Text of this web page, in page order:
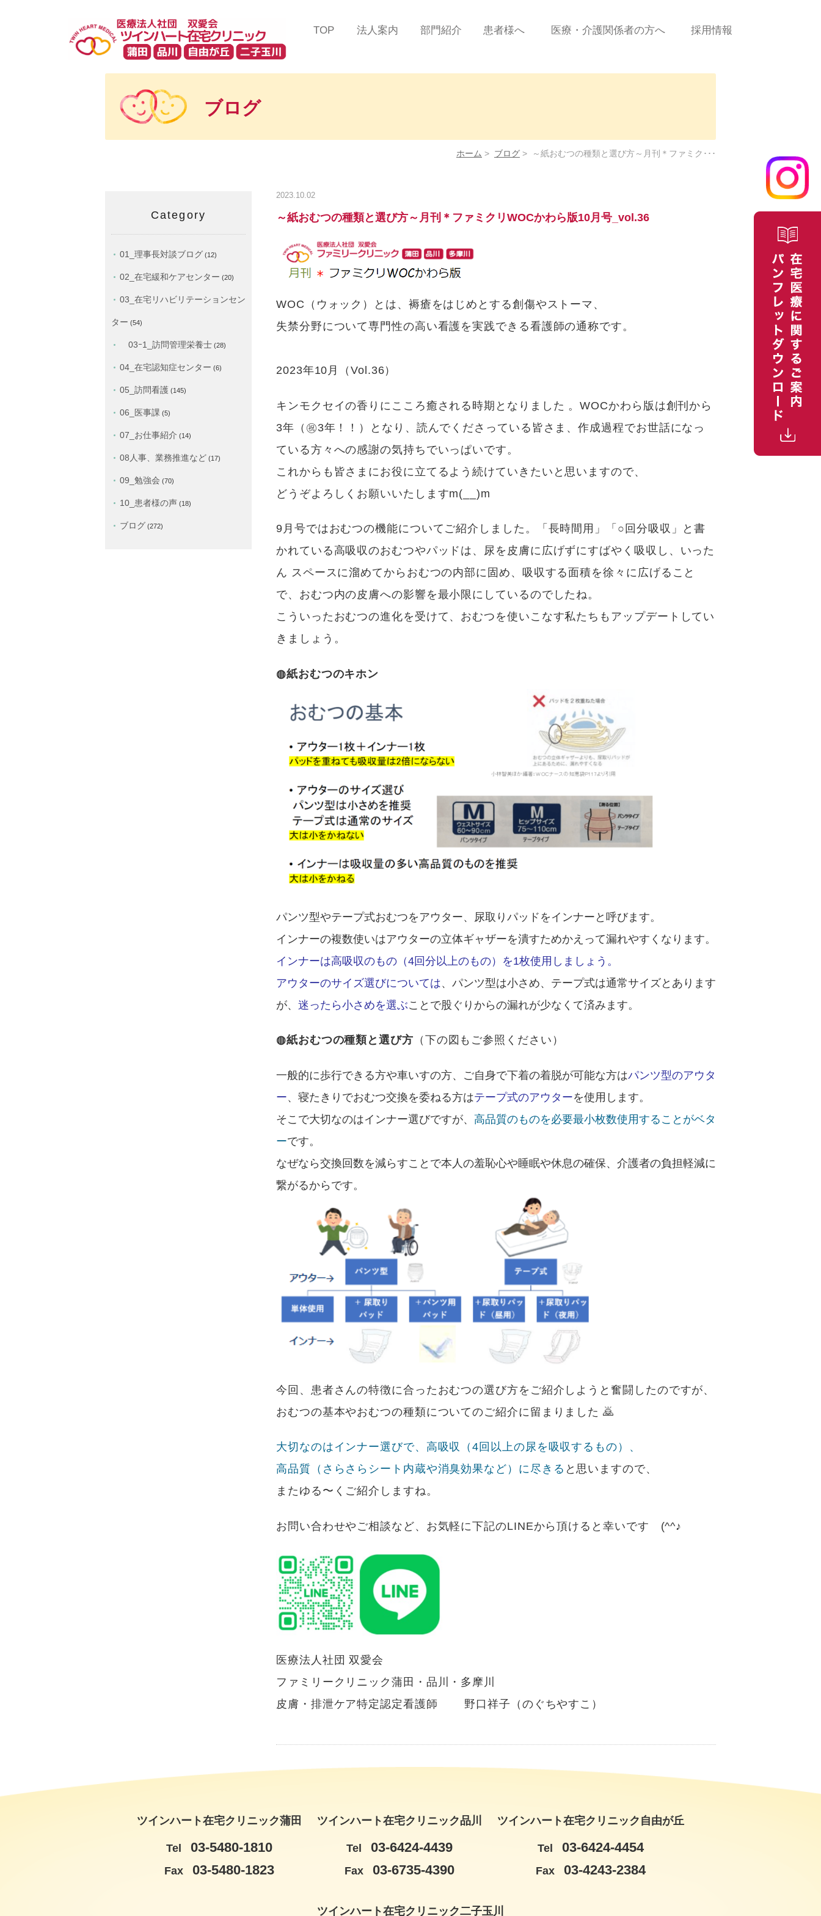
TOP 法人案内
ック品川
ツインハート在宅クリニ
ック二子玉川
スタッフ紹介
ブログ
Instagram
実績紹介／連携医療機関
意思決定支援に関する指
針
情報セキュリティ基本方
プライバシーポリシー
部門紹介
在宅認知症センター
訪問看護部門
部門
訪問栄養部門
患者様相談室
患者様へ
よくある質問/お問合せ
医療・介護関係者の方へ
＜WEBフォーム＞
採用情報
ブログ
ホーム > ブログ > ～紙おむつの種類と選び方～月刊＊ファミク･･･
2023.10.02
～紙おむつの種類と選び方～月刊＊ファミクリWOCかわら版10月号_vol.36
WOC（ウォック）とは、褥瘡をはじめとする創傷やストーマ、
失禁分野について専門性の高い看護を実践できる看護師の通称です。
2023年10月（Vol.36）
キンモクセイの香りにこころ癒される時期となりました 。WOCかわら版は創刊から
3年（㊗3年！！）となり、読んでくださっている皆さま、作成過程でお世話になっ
ている方々への感謝の気持ちでいっぱいです。
これからも皆さまにお役に立てるよう続けていきたいと思いますので、
どうぞよろしくお願いいたしますm(__)m
9月号ではおむつの機能についてご紹介しました。「長時間用」「○回分吸収」と書
かれている高吸収のおむつやパッドは、尿を皮膚に広げずにすばやく吸収し、いった
ん スペースに溜めてからおむつの内部に固め、吸収する面積を徐々に広げること
で、おむつ内の皮膚への影響を最小限にしているのでしたね。
こういったおむつの進化を受けて、おむつを使いこなす私たちもアップデートしてい
きましょう。
◍紙おむつのキホン
パンツ型やテープ式おむつをアウター、 尿取りパッドをインナーと呼びます。
インナーの複数使いはアウターの立体ギャザーを潰すためかえって漏れやすくなります。
インナーは高吸収のもの（4回分以上のもの） を1枚使用しましょう。
アウターのサイズ選びについては、パンツ型は小さめ、 テープ式は通常サイズとあります
が、 迷ったら小さめを選ぶことで股ぐりからの漏れが少なくて済みます。
◍紙おむつの種類と選び方 （下の図もご参照ください）
一般的に歩行できる方や車いすの方、ご自身で下着の着脱が可能な方はパンツ型のアウタ
ー、寝たきりでおむつ交換を委ねる方はテープ式のアウターを使用します。
そこで大切なのはインナー選びですが、 高品質のものを必要最小枚数使用することがベタ
ーです。
なぜなら交換回数を減らすことで本人の羞恥心や睡眠や休息の確保、介護者の負担軽減に
繋がるからです。
今回、患者さんの特徴に合ったおむつの選び方をご紹介しようと奮闘したのですが、
おむつの基本やおむつの種類についてのご紹介に留まりました 🙇
大切なのはインナー選びで、高吸収（4回以上の尿を吸収するもの）、
高品質（さらさらシート内蔵や消臭効果など）に尽きる と思いますので、
またゆる〜くご紹介しますね。
お問い合わせやご相談など、お気軽に下記のLINEから頂けると幸いです (^^♪
医療法人社団 双愛会
ファミリークリニック蒲田・品川・多摩川
皮膚・排泄ケア特定認定看護師 野口祥子（のぐちやすこ）
Category
01_理事長対談ブログ (12)
02_在宅緩和ケアセンター (20)
03_在宅リハビリテーションセン
ター (54)
03ｰ1_訪問管理栄養士 (28)
04_在宅認知症センター (6)
05_訪問看護 (145)
06_医事課 (5)
07_お仕事紹介 (14)
08人事、業務推進など (17)
09_勉強会 (70)
10_患者様の声 (18)
ブログ (272)
ツインハート在宅クリニック蒲田
Tel 03-5480-1810
Fax 03-5480-1823
ツインハート在宅クリニック品川
Tel 03-6424-4439
Fax 03-6735-4390
ツインハート在宅クリニック自由が丘
Tel 03-6424-4454
Fax 03-4243-2384
ツインハート在宅クリニック二子玉川